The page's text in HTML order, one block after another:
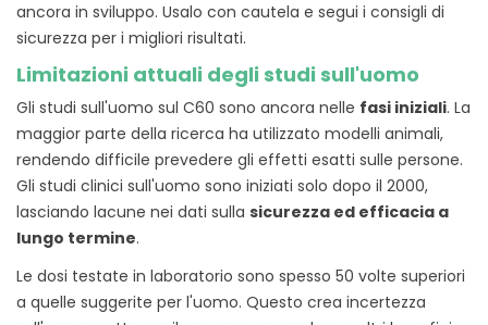
ancora in sviluppo. Usalo con cautela e segui i consigli di
sicurezza per i migliori risultati.
Limitazioni attuali degli studi sull'uomo
Gli studi sull'uomo sul C60 sono ancora nelle fasi iniziali. La
maggior parte della ricerca ha utilizzato modelli animali,
rendendo difficile prevedere gli effetti esatti sulle persone.
Gli studi clinici sull'uomo sono iniziati solo dopo il 2000,
lasciando lacune nei dati sulla sicurezza ed efficacia a
lungo termine.
Le dosi testate in laboratorio sono spesso 50 volte superiori
a quelle suggerite per l'uomo. Questo crea incertezza